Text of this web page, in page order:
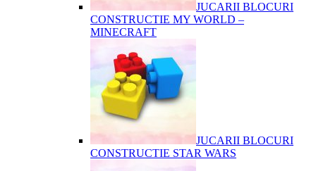
JUCARII BLOCURI
CONSTRUCTIE MY WORLD –
MINECRAFT
JUCARII BLOCURI
CONSTRUCTIE STAR WARS